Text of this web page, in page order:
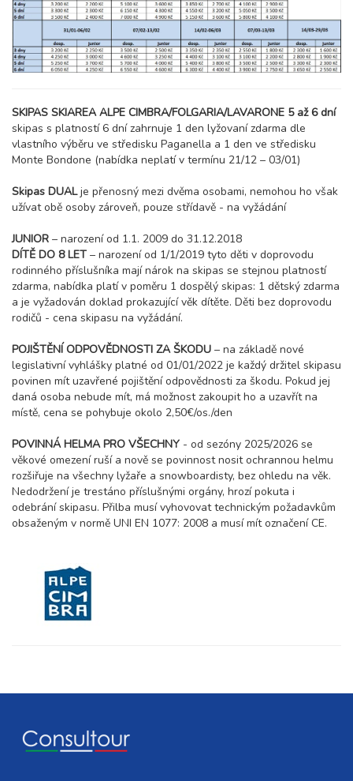
7 400 Kč rezervovat
07.02. - 14.02.27
neděle - neděle
8 dní (7 nocí)
11.02. - 14.02.27
čtvrtek - neděle
4 dny (3 noci)
5 700 Kč rezervovat
14.02. - 18.02.27
neděle - čtvrtek
7 400 Kč rezervovat
neděle - neděle
8 dní (7 nocí)
13 100 Kč rezervovat
18.02. - 21.02.27
čtvrtek - neděle
4 dny (3 noci)
5 700 Kč
21.02. - 25.02.27
neděle - čtvrtek
5 dní (4 noci)
7 400 Kč rezervovat
21.02. - 28.02.27
13 100 Kč rezervovat
25.02. - 28.02.27
čtvrtek - neděle
4 dny (3 noci)
5 700 Kč rezervovat
28.02. - 04.03.27
6 400 Kč
28.02. - 07.03.27
neděle - neděle
04.03. - 07.03.27
4 900 Kč
07.03. - 11.03.27
SKIPAS SKIAREA ALPE CIMBRA/FOLGARIA/LAVARONE 5 až 6 dní
skipas s platností 6 dní zahrnuje 1 den lyžovaní zdarma dle
vlastního výběru ve středisku Paganella a 1 den ve středisku
Monte Bondone (nabídka neplatí v termínu 21/12 – 03/01)
Skipas DUALje přenosný mezi dvěma osobami, nemohou ho však
užívat obě osoby zároveň, pouze střídavě - na vyžádání
JUNIOR – narození od 1.1. 2009 do 31.12.2018
DÍTĚ DO 8 LET – narození od 1/1/2019 tyto děti v doprovodu
rodinného příslušníka mají nárok na skipas se stejnou platností
zdarma, nabídka platí v poměru 1 dospělý skipas: 1 dětský zdarma
a je vyžadován doklad prokazující věk dítěte. Děti bez doprovodu
rodičů - cena skipasu na vyžádání.
POJIŠTĚNÍ ODPOVĚDNOSTI ZA ŠKODU – na základě nové
legislativní vyhlášky platné od 01/01/2022 je každý držitel skipasu
povinen mít uzavřené pojištění odpovědnosti za škodu. Pokud jej
daná osoba nebude mít, má možnost zakoupit ho a uzavřít na
místě, cena se pohybuje okolo 2,50€/os./den
POVINNÁ HELMA PRO VŠECHNY - od sezóny 2025/2026 se
věkové omezení ruší a nově se povinnost nosit ochrannou helmu
rozšiřuje na všechny lyžaře a snowboardisty, bez ohledu na věk.
Nedodržení je trestáno příslušnými orgány, hrozí pokuta i
odebrání skipasu. Přilba musí vyhovovat technickým požadavkům
obsaženým v normě UNI EN 1077: 2008 a musí mít označení CE.